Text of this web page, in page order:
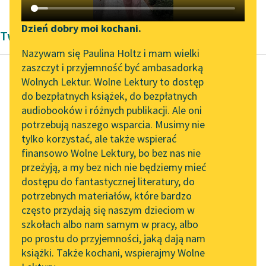
Katalog DAISY
Podkasty o książkach
Zgłoś brak utworu
Aktualności
Zapraszamy na spotkanie
online z tłumaczkami
literatury skandynawskiej
Spotkanie z Katarzyną
Tunkiel w Oslo
Wolne Lektury na 32.
Pol’and’Rock Festivalu
„Kochanek Lady
Chatterley” do słuchania
na Wolnych Lekturach
Nowy audiobook –
Narzędzia
Mapa Wolnych Lektur
Leśmianator
Przewodnik dla piszących i
czytających
API
OAI-PMH
Widget Wolnych Lektur
Przypisy
Dzień dobry moi kochani.
Nazywam się Paulina Holtz i mam wielki
zaszczyt i przyjemność być ambasadorką
Wolnych Lektur. Wolne Lektury to dostęp
do bezpłatnych książek, do bezpłatnych
audiobooków i różnych publikacji. Ale oni
potrzebują naszego wsparcia. Musimy nie
tylko korzystać, ale także wspierać
finansowo Wolne Lektury, bo bez nas nie
przeżyją, a my bez nich nie będziemy mieć
dostępu do fantastycznej literatury, do
potrzebnych materiałów, które bardzo
często przydają się naszym dzieciom w
szkołach albo nam samym w pracy, albo
po prostu do przyjemności, jaką dają nam
książki. Także kochani, wspierajmy Wolne
Twórczość Romantyzm
Adam Mickiewicz
Polały się łzy...
Polały się łzy me
czyste, rzęsiste
Na me dzieciństwo
sielskie, anielskie,
Na moją młodość
górną...
Czytaj więcej